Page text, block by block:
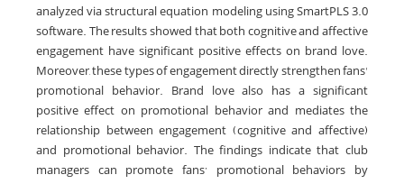
analyzed via structural equation modeling using SmartPLS 3.0
software. The results showed that both cognitive and affective
engagement have significant positive effects on brand love.
Moreover, these types of engagement directly strengthen fans'
promotional behavior. Brand love also has a significant
positive effect on promotional behavior and mediates the
relationship between engagement (cognitive and affective)
and promotional behavior. The findings indicate that club
managers can promote fans’ promotional behaviors by